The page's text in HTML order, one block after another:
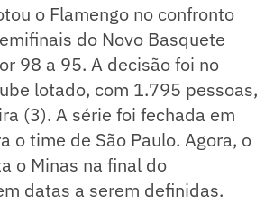
o Flamengo no confronto
do Novo Basquete
98 a 95. A decisão foi no
lotado, com 1.795 pessoas,
(3). A série foi fechada em
o time de São Paulo. Agora, o
o Minas na final do
datas a serem definidas.